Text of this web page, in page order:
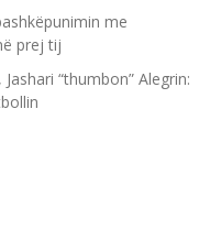
me
prej tij
“thumbon” Alegrin: